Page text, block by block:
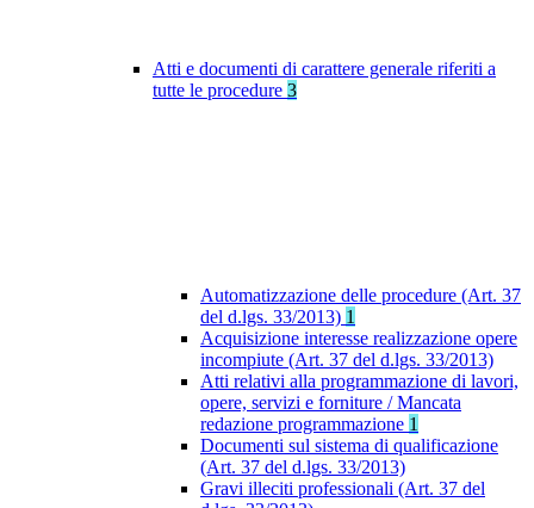
Atti e documenti di carattere generale riferiti a
tutte le procedure 3
Automatizzazione delle procedure (Art. 37
del d.lgs. 33/2013) 1
Acquisizione interesse realizzazione opere
incompiute (Art. 37 del d.lgs. 33/2013)
Atti relativi alla programmazione di lavori,
opere, servizi e forniture / Mancata
redazione programmazione 1
Documenti sul sistema di qualificazione
(Art. 37 del d.lgs. 33/2013)
Gravi illeciti professionali (Art. 37 del